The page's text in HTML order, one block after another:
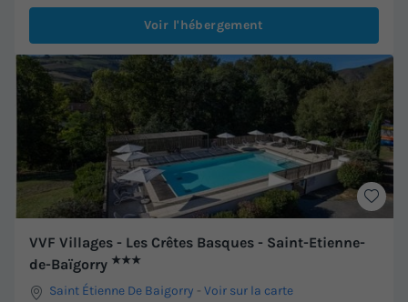
Voir l'hébergement
VVF Villages - Les Crêtes Basques - Saint-Etienne-
de-Baïgorry ★★★
Saint Étienne De Baigorry -Voir sur la carte